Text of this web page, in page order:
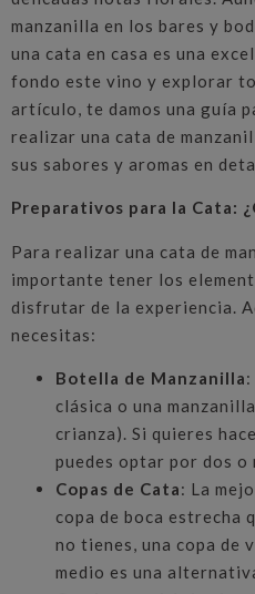
manzanilla en los bares y
una cata en casa es una
fondo este vino y explorar
artículo, te damos una guía
realizar una cata de
sus sabores y aromas en
Preparativos para la Cata:
Para realizar una cata de
importante tener los
disfrutar de la experiencia.
necesitas:
Botella de Manzanilla
clásica o una
crianza). Si quieres
puedes optar por dos o
Copas de Cata: La
copa de boca estrecha
no tienes, una copa de
medio es una